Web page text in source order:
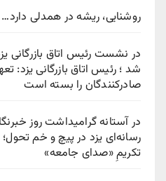
روشنایی، ریشه در همدلی دارد…
در نشست رئیس اتاق بازرگانی
شد ؛ رئیس اتاق بازرگانی یزد:
صادرکنندگان را بسته است
در آستانه گرامیداشت روز
رسانه‌ای یزد در پیچ‌ و خم تحول؛
تکریمِ «صدای جامعه»